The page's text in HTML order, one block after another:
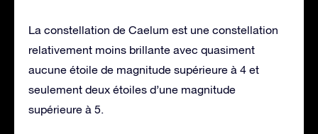
La constellation de Caelum est une constellation
relativement moins brillante avec quasiment
aucune étoile de magnitude supérieure à 4 et
seulement deux étoiles d’une magnitude
supérieure à 5.